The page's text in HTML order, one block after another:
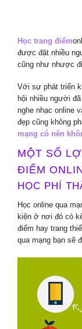
Học trang điểm
được đặt nhiều
cũng như nhược
Với sự phát triển
hội nhiều người
nghe nhạc online
đẹp cũng không
mạng có nên
MỘT SỐ
ĐIỂM
HỌC PHÍ
Học online qua
kiện ở nơi đó có
điểm hay trang
qua mạng bạn sẽ